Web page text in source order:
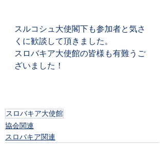
スルコシュ大使閣下も参加者と気さ
くに歓談して頂きました。
スロバキア大使館の皆様も有難うご
ざいました！
スロバキア大使館
協会関連
スロバキア関連